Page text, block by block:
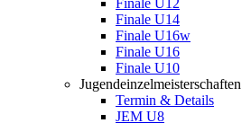
Finale U12
Finale U14
Finale U16w
Finale U16
Finale U10
Jugendeinzelmeisterschaften
Termin & Details
JEM U8